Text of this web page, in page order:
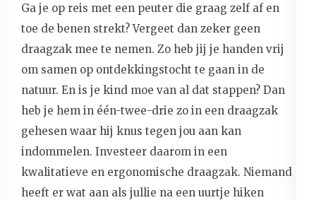
Ga je op reis met een peuter die graag zelf af en
toe de benen strekt? Vergeet dan zeker geen
draagzak mee te nemen. Zo heb jij je handen vrij
om samen op ontdekkingstocht te gaan in de
natuur. En is je kind moe van al dat stappen? Dan
heb je hem in één-twee-drie zo in een draagzak
gehesen waar hij knus tegen jou aan kan
indommelen. Investeer daarom in een
kwalitatieve en ergonomische draagzak. Niemand
heeft er wat aan als jullie na een uurtje hiken